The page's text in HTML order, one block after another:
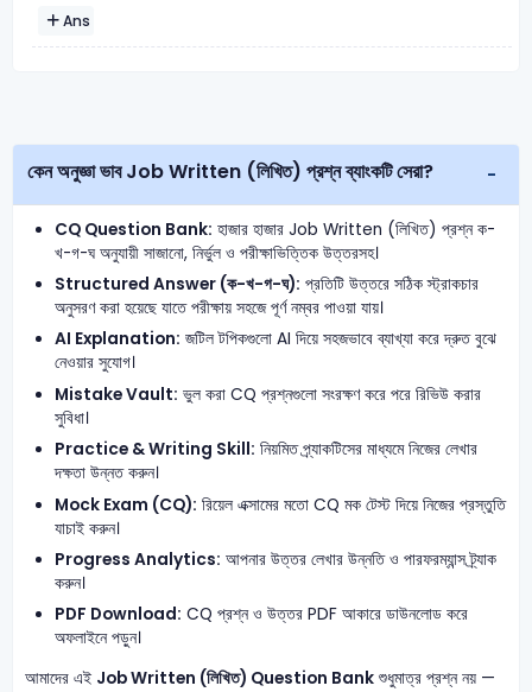
Ans
কেন অনুজ্ঞা ভাব Job Written (লিখিত) প্রশ্ন ব্যাংকটি সেরা?
CQ Question Bank: হাজার হাজার Job Written (লিখিত) প্রশ্ন ক-
খ-গ-ঘ অনুযায়ী সাজানো, নির্ভুল ও পরীক্ষাভিত্তিক উত্তরসহ।
Structured Answer (ক-খ-গ-ঘ): প্রতিটি উত্তরে সঠিক স্ট্রাকচার
অনুসরণ করা হয়েছে যাতে পরীক্ষায় সহজে পূর্ণ নম্বর পাওয়া যায়।
AI Explanation: জটিল টপিকগুলো AI দিয়ে সহজভাবে ব্যাখ্যা করে দ্রুত বুঝে
নেওয়ার সুযোগ।
Mistake Vault: ভুল করা CQ প্রশ্নগুলো সংরক্ষণ করে পরে রিভিউ করার
সুবিধা।
Practice & Writing Skill: নিয়মিত প্র্যাকটিসের মাধ্যমে নিজের লেখার
দক্ষতা উন্নত করুন।
Mock Exam (CQ): রিয়েল এক্সামের মতো CQ মক টেস্ট দিয়ে নিজের প্রস্তুতি
যাচাই করুন।
Progress Analytics: আপনার উত্তর লেখার উন্নতি ও পারফরম্যান্স ট্র্যাক
করুন।
PDF Download: CQ প্রশ্ন ও উত্তর PDF আকারে ডাউনলোড করে
অফলাইনে পড়ুন।
আমাদের এই Job Written (লিখিত) Question Bankশুধুমাত্র প্রশ্ন নয় —